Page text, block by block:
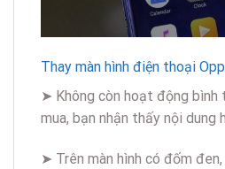
Thay màn hình điện thoại
➤ Không còn hoạt động bình
mua, bạn nhận thấy nội dung
➤ Trên màn hình có đốm